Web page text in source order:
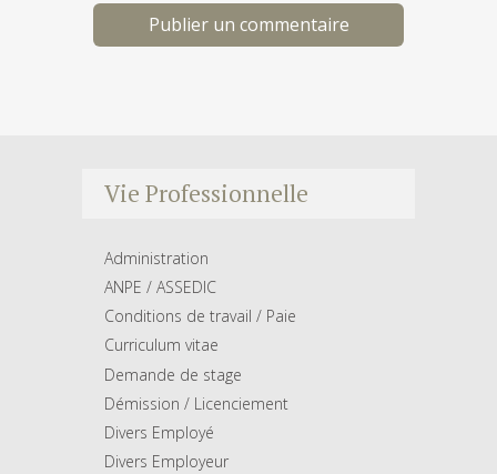
Vie Professionnelle
Administration
ANPE / ASSEDIC
Conditions de travail / Paie
Curriculum vitae
Demande de stage
Démission / Licenciement
Divers Employé
Divers Employeur